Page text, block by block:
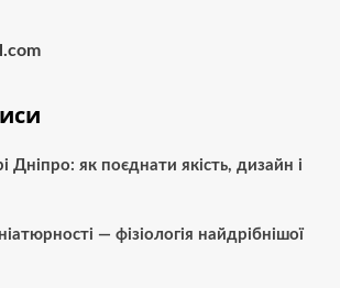
Дніпро: як поєднати якість, дизайн і
— фізіологія найдрібнішої